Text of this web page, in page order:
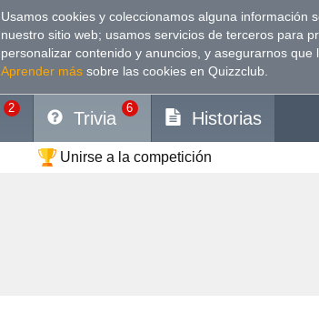
Usamos cookies y coleccionamos alguna información
nuestro sitio web; usamos servicios de terceros para
personalizar contenido y anuncios, y asegurarnos que
Aprender más sobre las cookies en Quizzclub.
2
Trivia
6
Historias
Unirse a la competición